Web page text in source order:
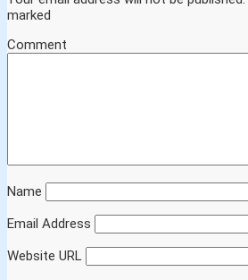
marked
Comment
Name
Email Address
Website URL